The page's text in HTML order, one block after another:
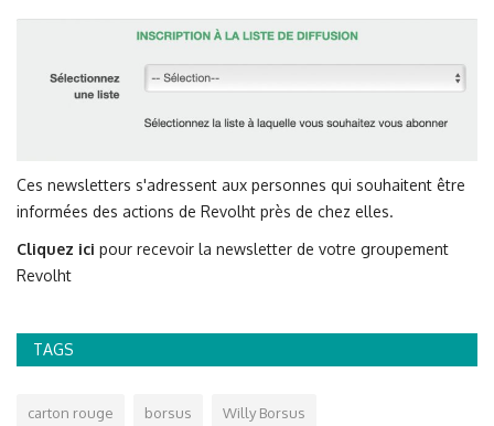
Ces newsletters s'adressent aux personnes qui souhaitent être
informées des actions de Revolht près de chez elles.
Cliquez ici pour recevoir la newsletter de votre groupement
Revolht
TAGS
carton rouge borsus Willy Borsus